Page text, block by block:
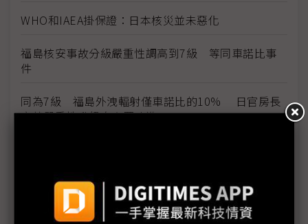
WHO和IAEA掛保證：日本核災並未惡化
福島核安事故分級嚴重性調高到7級 等同車諾比事
件
同為7級 福島外洩輻射僅車諾比的10% 日官房長
官就嚴重性升級向大眾致歉
福島核爐恐再臨界？部分媒體何苦斷章取義？